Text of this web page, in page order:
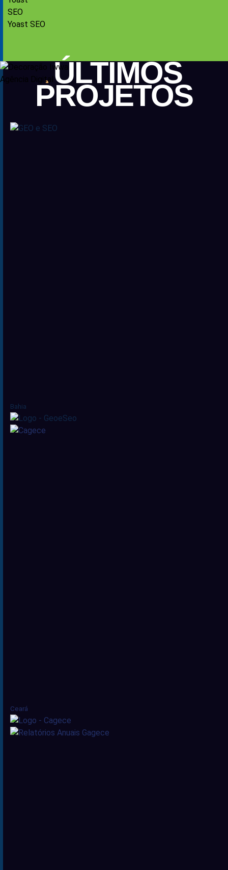
Yoast SEO
ÚLTIMOS
PROJETOS
Bahia
Ceará